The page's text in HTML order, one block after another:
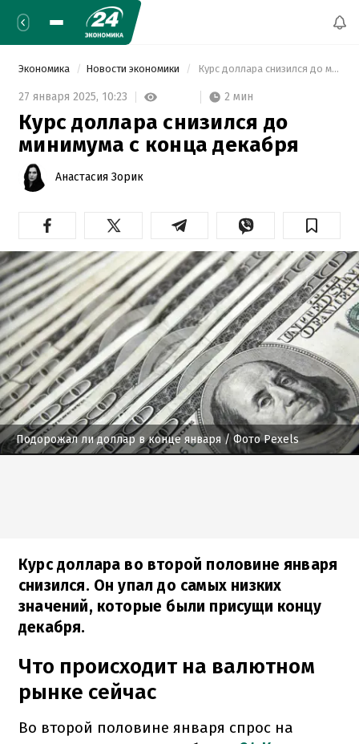
Экономика Новости экономики Курс доллара снизился до минимума с конца декабря
27 января 2025, 10:23 2 мин
Курс доллара снизился до
минимума с конца декабря
Анастасия Зорик
Подорожал ли доллар в конце января / Фото Pexels
Курс доллара во второй половине января
снизился. Он упал до самых низких
значений, которые были присущи концу
декабря.
Что происходит на валютном
рынке сейчас
Во второй половине января спрос на